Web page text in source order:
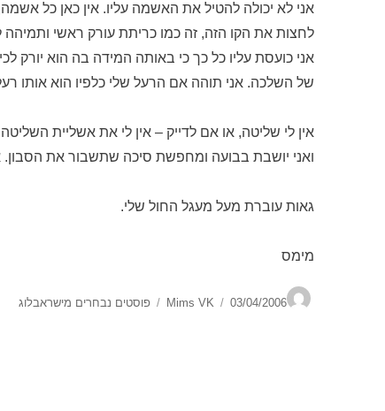
אני לא יכולה להטיל את האשמה עליו. אין כאן כל
לחצות את הקו הזה, זה כמו כריתת עורק ראשי ותמיהה
אני כועסת עליו כל כך כי באותה המידה בה הוא יורק
של השלכה. אני תוהה אם הרעל שלי כלפיו הוא אותו
אין לי שליטה, או אם לדייק – אין לי את אשליית
ואני יושבת בבועה ומחפשת סיכה שתשבור את
גאות עוברת מעל מעגל החול שלי.
מימס
מחבר
Mims VK 03/04/2006 פוסטים נבחרים מישראבלוג